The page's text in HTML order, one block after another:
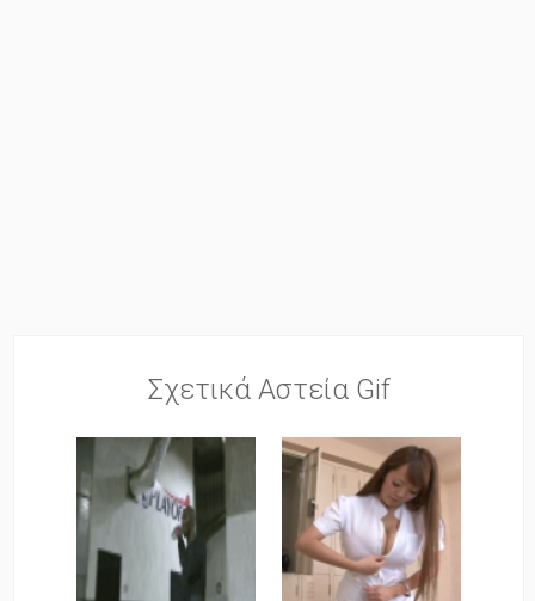
Σχετικά Αστεία Gif